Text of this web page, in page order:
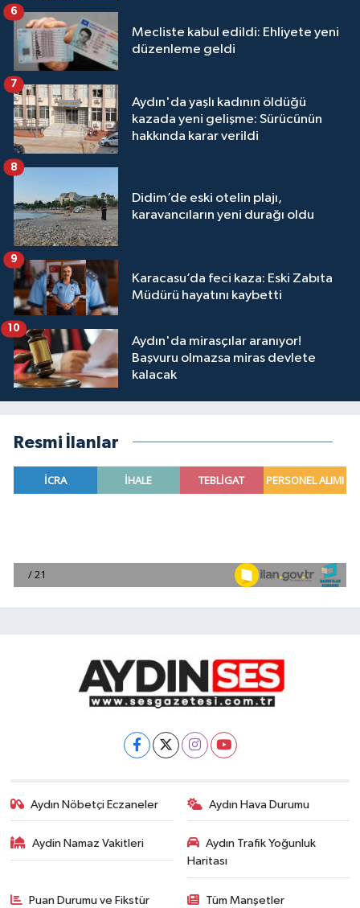
Mecliste kabul edildi: Ehliyete yeni
düzenleme geldi
6
Aydın'da yaşlı kadının öldüğü
kazada yeni gelişme: Sürücünün
hakkında karar verildi
7
Didim’de eski otelin plajı,
karavancıların yeni durağı oldu
8
Karacasu’da feci kaza: Eski Zabıta
Müdürü hayatını kaybetti
9
Aydın'da mirasçılar aranıyor!
Başvuru olmazsa miras devlete
kalacak
10
Resmi İlanlar
Aydın Nöbetçi Eczaneler Aydın Hava Durumu
Aydin Namaz Vakitleri
Aydın Trafik Yoğunluk
Haritası
Puan Durumu ve Fikstür Tüm Manşetler